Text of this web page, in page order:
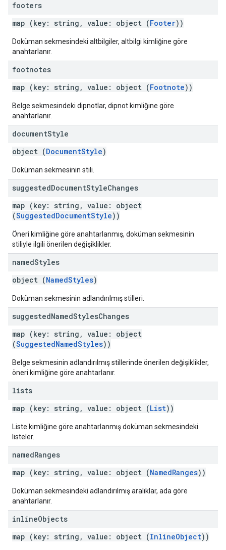
footers
map (key: string, value: object (Footer))
Doküman sekmesindeki altbilgiler, altbilgi kimliğine göre
anahtarlanır.
footnotes
map (key: string, value: object (Footnote))
Belge sekmesindeki dipnotlar, dipnot kimliğine göre
anahtarlanır.
documentStyle
object (DocumentStyle)
Doküman sekmesinin stili.
suggestedDocumentStyleChanges
map (key: string, value: object
(SuggestedDocumentStyle))
Öneri kimliğine göre anahtarlanmış, doküman sekmesinin
stiliyle ilgili önerilen değişiklikler.
namedStyles
object (NamedStyles)
Doküman sekmesinin adlandırılmış stilleri.
suggestedNamedStylesChanges
map (key: string, value: object
(SuggestedNamedStyles))
Belge sekmesinin adlandırılmış stillerinde önerilen değişiklikler,
öneri kimliğine göre anahtarlanır.
lists
map (key: string, value: object (List))
Liste kimliğine göre anahtarlanmış doküman sekmesindeki
listeler.
namedRanges
map (key: string, value: object (NamedRanges))
Doküman sekmesindeki adlandırılmış aralıklar, ada göre
anahtarlanır.
inlineObjects
map (key: string, value: object (InlineObject))